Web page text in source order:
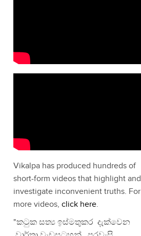
Vikalpa has produced hundreds of
short-form videos that highlight and
investigate inconvenient truths. For
more videos, click here.
"කටුක සත්‍ය ඉස්මතුකර දැක්වෙන